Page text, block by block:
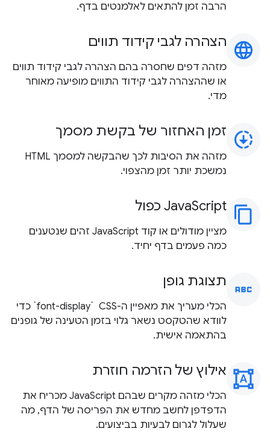
הרבה זמן להתאים לאלמנטים בדף.
language הצהרה לגבי קידוד תווים
מזהה דפים שחסרה בהם הצהרה לגבי קידוד תווים
או שההצהרה לגבי קידוד התווים מופיעה מאוחר
מדי.
downloading זמן האחזור של בקשת מסמך
מזהה את הסיבות לכך שהבקשה למסמך HTML
נמשכת יותר זמן מהצפוי.
content_copy ‫JavaScript כפול
מציין מודולים או קוד JavaScript זהים שנטענים
כמה פעמים בדף יחיד.
abc תצוגת גופן
הכלי מעריך את מאפיין ה-CSS ‏ `font-display` כדי
לוודא שהטקסט נשאר גלוי בזמן הטעינה של גופנים
בהתאמה אישית.
format_shapes אילוץ של הזרמה חוזרת
הכלי מזהה מקרים שבהם JavaScript מכריח את
הדפדפן לחשב מחדש את הפריסה של הדף, מה
שעלול לגרום לבעיות בביצועים.